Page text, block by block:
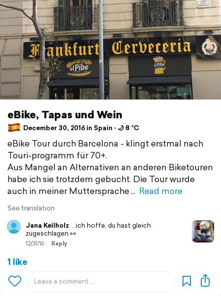
eBike, Tapas und Wein
December 30, 2016 in Spain ⋅ 🌙 8 °C
eBike Tour durch Barcelona - klingt erstmal nach
Touri-programm für 70+.
Aus Mangel an Alternativen an anderen Biketouren
habe ich sie trotzdem gebucht. Die Tour wurde
auch in meiner Muttersprache
Read more
See translation
Jana Keilholz ...ich hoffe, du hast gleich
zugeschlagen 👀
12/31/16 Reply
1 like